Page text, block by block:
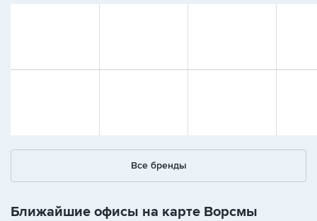
Все бренды
Ближайшие офисы на карте Ворсмы